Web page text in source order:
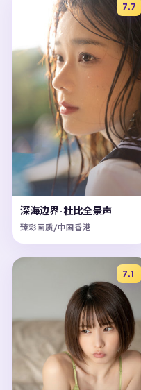
7.7
深海边界·杜比全景声
臻彩画质/中国香港
7.1